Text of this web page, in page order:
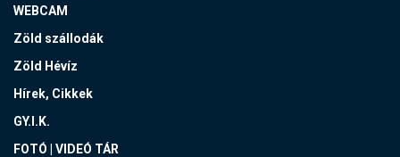
WEBCAM
Zöld szállodák
Zöld Hévíz
Hírek, Cikkek
GY.I.K.
FOTÓ | VIDEÓ TÁR